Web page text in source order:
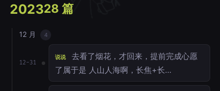
202328 篇
12 月 4
12-31
说说
去看了烟花，才回来，提前完成心愿
了属于是 人山人海啊，长焦+长…